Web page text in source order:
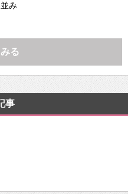
み
る
事